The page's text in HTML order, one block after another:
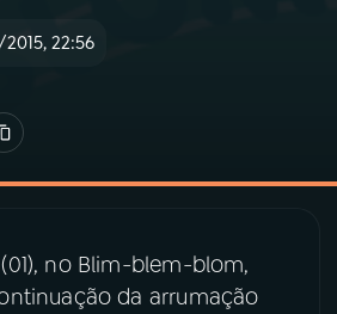
22:56
no Blim-blem-blom,
da arrumação